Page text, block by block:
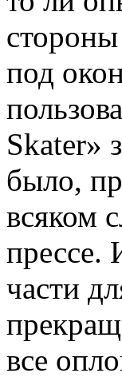
под
Skater»
было,
всяком
прессе.
части
все